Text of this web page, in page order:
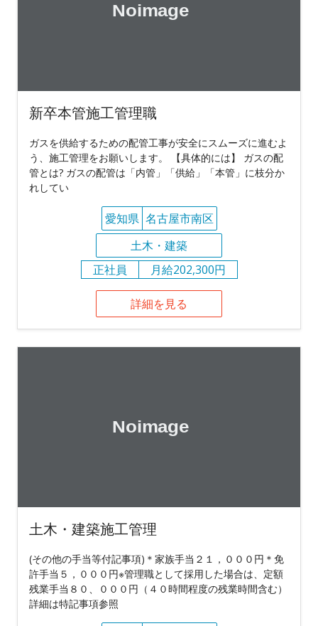
新卒本管施工管理職
ガスを供給するための配管工事が安全にスムーズに進むよ
う、施工管理をお願いします。 【具体的には】 ガスの配
管とは? ガスの配管は「内管」「供給」「本管」に枝分か
れしてい
愛知県 名古屋市南区
土木・建築
正社員
月給202,300円
詳細を見る
土木・建築施工管理
(その他の手当等付記事項)＊家族手当２１，０００円＊免
許手当５，０００円※管理職として採用した場合は、定額
残業手当８０、０００円（４０時間程度の残業時間含む）
詳細は特記事項参照